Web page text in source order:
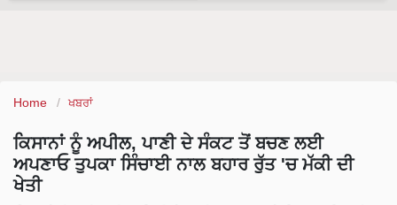
Home ਖਬਰਾਂ
ਕਿਸਾਨਾਂ ਨੂੰ ਅਪੀਲ, ਪਾਣੀ ਦੇ ਸੰਕਟ ਤੋਂ ਬਚਣ ਲਈ
ਅਪਣਾਓ ਤੁਪਕਾ ਸਿੰਚਾਈ ਨਾਲ ਬਹਾਰ ਰੁੱਤ 'ਚ ਮੱਕੀ ਦੀ
ਖੇਤੀ